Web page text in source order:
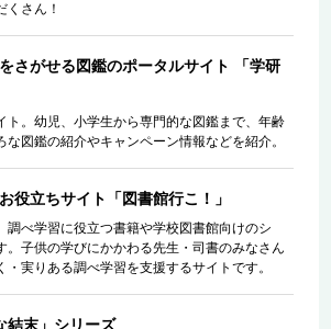
くさん！
さがせる図鑑のポータルサイト 「学研
ト。幼児、小学生から専門的な図鑑まで、年齢
な図鑑の紹介やキャンペーン情報などを紹介。
役立ちサイト「図書館行こ！」
調べ学習に役立つ書籍や学校図書館向けのシ
。子供の学びにかかわる先生・司書のみなさん
・実りある調べ学習を支援するサイトです。
結末」シリーズ